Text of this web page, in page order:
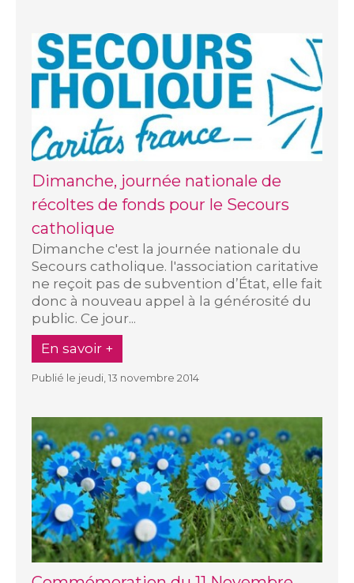
Dimanche, journée nationale de
récoltes de fonds pour le Secours
catholique
Dimanche c'est la journée nationale du
Secours catholique. l'association caritative
ne reçoit pas de subvention d’État, elle fait
donc à nouveau appel à la générosité du
public. Ce jour...
En savoir +
Publié le jeudi, 13 novembre 2014